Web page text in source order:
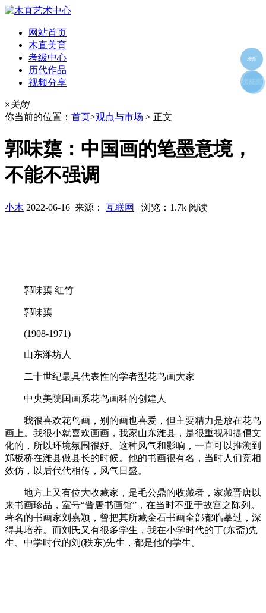
网站首页
木直美育
考级中心
历代作品
视频分享
×关闭
你当前的位置： 首页>观点与市场 > 正文
郭味蕖：中国画的笔墨意境，
不能不强调
小木 2022-06-16 来源： 互联网 浏览：1.7k 阅读
郭味蕖 红竹
郭味蕖
(1908-1971)
山东潍坊人
二十世纪最具代表性的学者型花鸟画大家
中央美院国画系花鸟画科的创建人
我很喜欢花鸟画，别的画也喜爱，但主要精力是放在花鸟
画上。我很小就喜欢画画，我家山东潍县，是很重视和提倡文
化的，所以环境氛围很好。这种风气和影响，一直可以推溯到
郑板桥在潍县做县长的时候。他的书画很有名，当时人们竞相
效仿，以后代代相传，风气日盛。
地方上又有位大收藏家，是毛公鼎的收藏者，家藏晋唐以
来书画珍品，室号“晋唐书画馆”，在当时不亚于故宫之陈列。
著名的书画家刘嘉颖，曾把其所藏金石书画全部都临摹过，深
得其培养。而刘氏又有很多学生，我在小学时代的丁(东斋)先
生、中学时代的刘(秩东)先生，都是他的学生。
海报
好友
朋友圈
收藏夹